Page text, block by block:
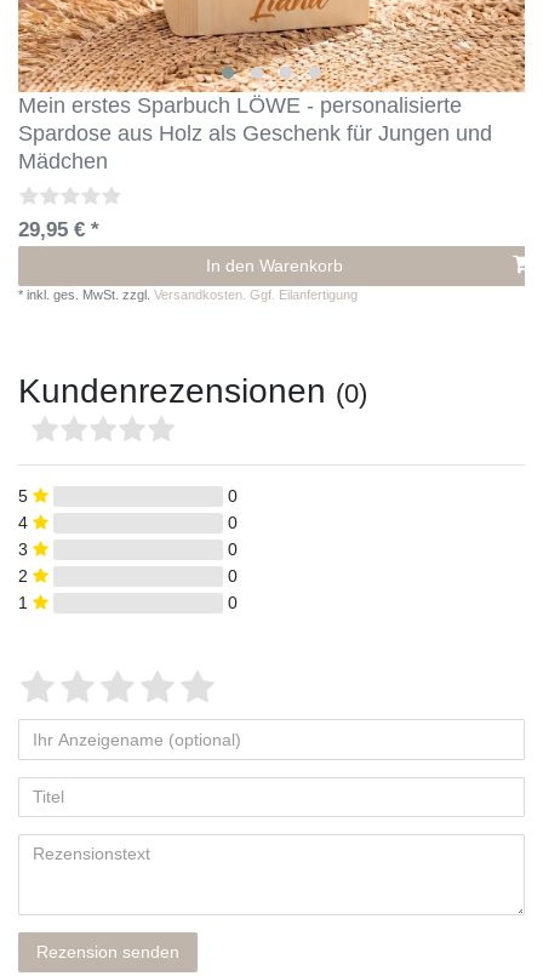
Mein erstes Sparbuch LÖWE - personalisierte
Spardose aus Holz als Geschenk für Jungen und
Mädchen
29,95 € *
In den Warenkorb
* inkl. ges. MwSt. zzgl. Versandkosten. Ggf. Eilanfertigung
Kundenrezensionen (0)
5
0
4
0
3
0
2
0
1
0
Rezension senden